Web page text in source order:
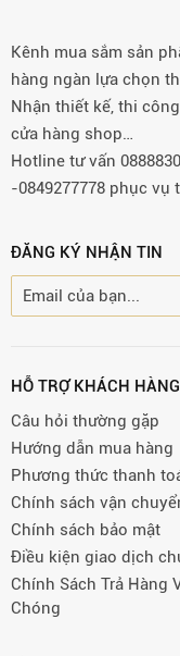
Kênh mua sắm sản
hàng ngàn lựa chọn
Nhận thiết kế, thi
cửa hàng shop…
Hotline tư vấn
-0849277778 phục vụ
ĐĂNG KÝ NHẬN TIN
HỖ TRỢ KHÁCH HÀNG
Câu hỏi thường gặp
Hướng dẫn mua hàng
Phương thức thanh
Chính sách vận
Chính sách bảo mật
Điều kiện giao dịch
Chính Sách Trả Hàng
Chóng